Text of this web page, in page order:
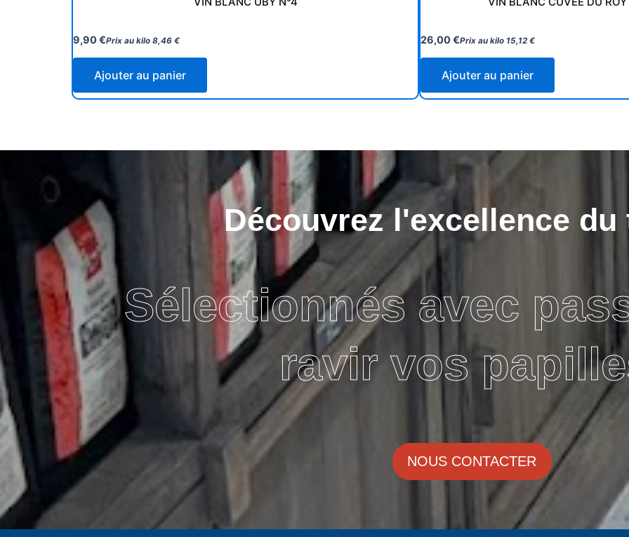
9,90€Prix au kilo 8,46 €
Ajouter au panier
26,00€Prix au kilo 15,12 €
Ajouter au panier
Découvrez l'excellence
Sélectionnés avec
ravir vos
NOUS CONTACTER